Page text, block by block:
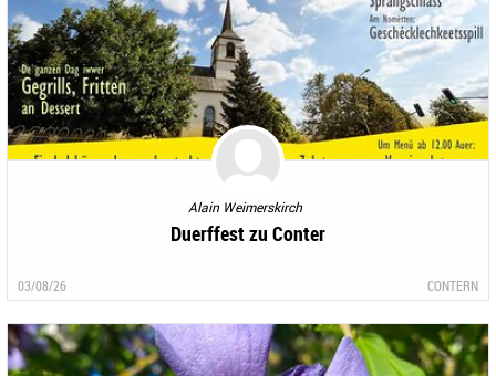
Alain Weimerskirch
Duerffest zu Conter
03/08/26 CONTERN